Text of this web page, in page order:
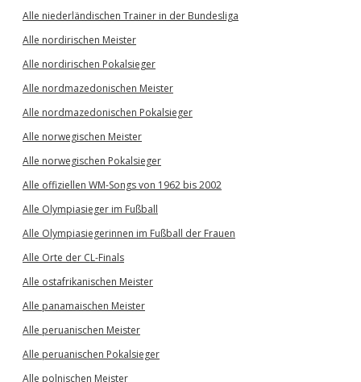
Alle niederländischen Trainer in der Bundesliga
Alle nordirischen Meister
Alle nordirischen Pokalsieger
Alle nordmazedonischen Meister
Alle nordmazedonischen Pokalsieger
Alle norwegischen Meister
Alle norwegischen Pokalsieger
Alle offiziellen WM-Songs von 1962 bis 2002
Alle Olympiasieger im Fußball
Alle Olympiasiegerinnen im Fußball der Frauen
Alle Orte der CL-Finals
Alle ostafrikanischen Meister
Alle panamaischen Meister
Alle peruanischen Meister
Alle peruanischen Pokalsieger
Alle polnischen Meister